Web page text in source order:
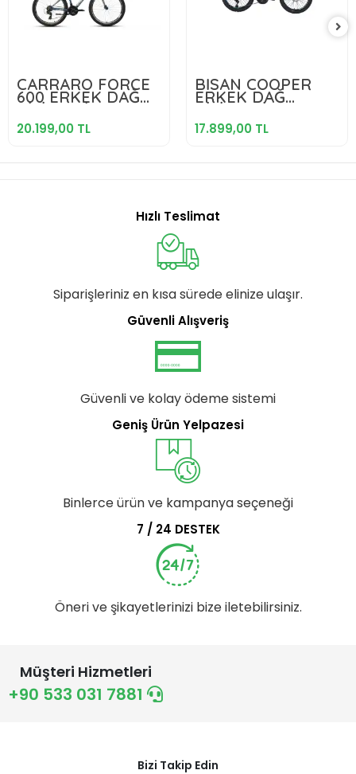
CARRARO FORCE
600 ERKEK DAĞ
BİSİKLETİ 381H V
26 JANT 21 VİTES
MAT KOYU YEŞİL
20.199,00 TL
Sepete Ekle
BİSAN COOPER
ERKEK DAĞ
BİSİKLETİ 35 CM
MD 26 JANT 21
VİTES MAT SİYAH
17.899,00 TL
Sepete Ekle
Hızlı Teslimat
Siparişleriniz en kısa sürede elinize ulaşır.
Güvenli Alışveriş
Güvenli ve kolay ödeme sistemi
Geniş Ürün Yelpazesi
Binlerce ürün ve kampanya seçeneği
7 / 24 DESTEK
Öneri ve şikayetlerinizi bize iletebilirsiniz.
Müşteri Hizmetleri
+90 533 031 7881
Bizi Takip Edin